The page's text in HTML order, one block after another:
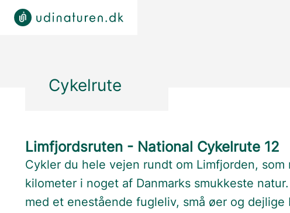
Cykelrute
Limfjordsruten - National Cykelrute 12
Cykler du hele vejen rundt om Limfjorden,
kilometer i noget af Danmarks smukkeste
med et enestående fugleliv, små øer og